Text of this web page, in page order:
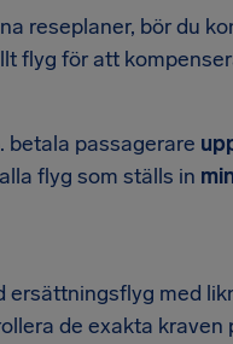
reseplaner, bör du
flyg för att
betala passagerare
flyg som ställs in
ersättningsflyg med
de exakta kraven